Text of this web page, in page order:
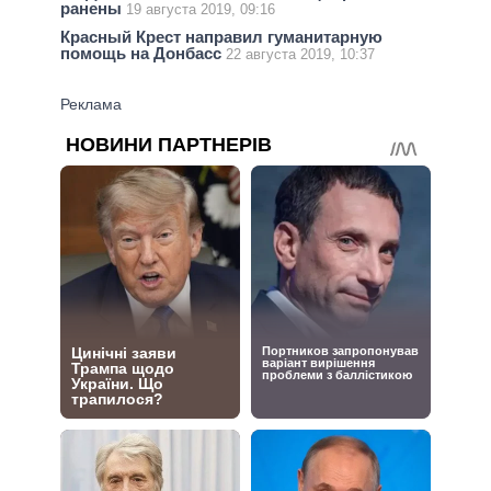
ранены 19 августа 2019, 09:16
Красный Крест направил гуманитарную
помощь на Донбасс 22 августа 2019, 10:37